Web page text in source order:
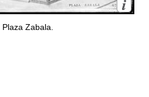
Plaza Zabala.